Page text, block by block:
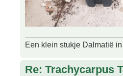
Een klein stukje Dalmatië
Re: Trachycarpus